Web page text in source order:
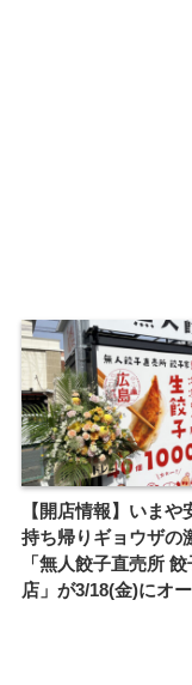
【開店情報】いま
持ち帰りギョウザの
「無人餃子直売所
店」が3/18(金)にオー